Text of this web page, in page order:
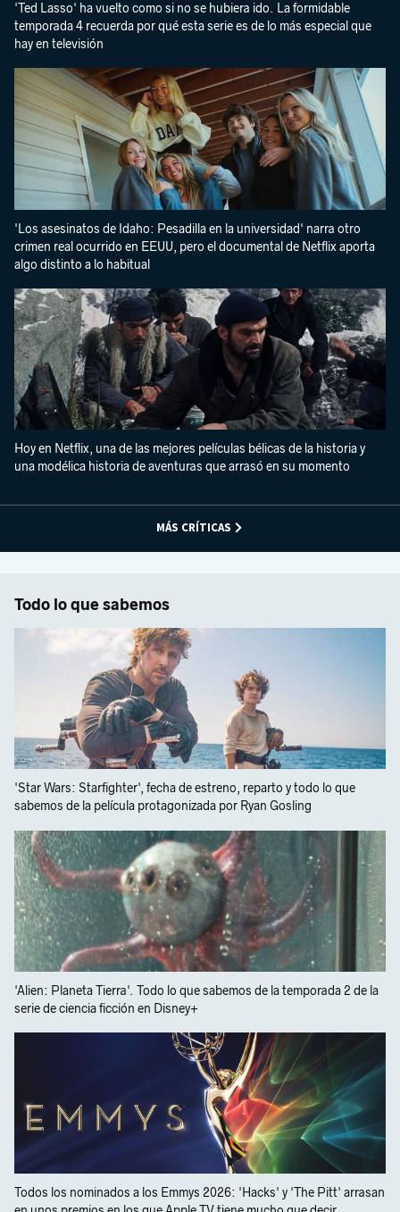
'Ted Lasso' ha vuelto como si no se hubiera ido. La formidable
temporada 4 recuerda por qué esta serie es de lo más especial que
hay en televisión
'Los asesinatos de Idaho: Pesadilla en la universidad' narra otro
crimen real ocurrido en EEUU, pero el documental de Netflix aporta
algo distinto a lo habitual
Hoy en Netflix, una de las mejores películas bélicas de la historia y
una modélica historia de aventuras que arrasó en su momento
MÁS CRÍTICAS
Todo lo que sabemos
'Star Wars: Starfighter', fecha de estreno, reparto y todo lo que
sabemos de la película protagonizada por Ryan Gosling
'Alien: Planeta Tierra'. Todo lo que sabemos de la temporada 2 de la
serie de ciencia ficción en Disney+
Todos los nominados a los Emmys 2026: 'Hacks' y 'The Pitt' arrasan